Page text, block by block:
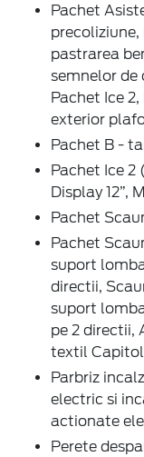
Pachet
pastrarea
semnelor de
Pachet Ice
exterior
Pachet B -
Pachet Ice 2
Display 12”,
Pachet
Pachet
suport
directii,
suport
pe 2 directii,
textil Capitol
Parbriz
electric si
actionate
Perete